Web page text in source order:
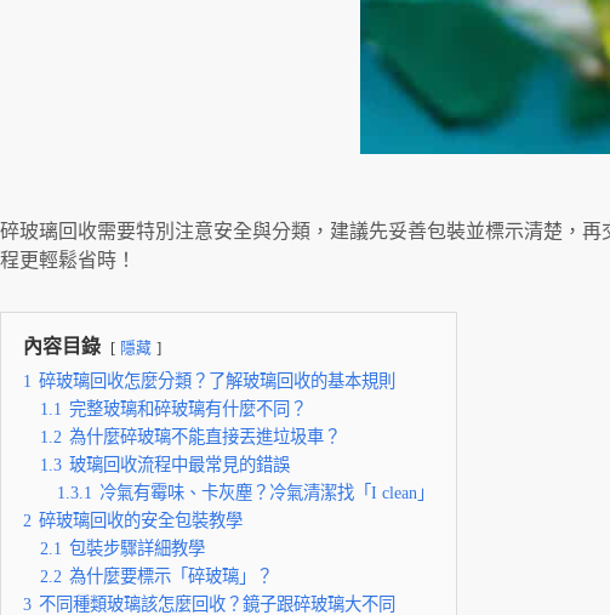
碎玻璃回收需要特別注意安全與分類，建議先妥善包裝並標示清楚，
程更輕鬆省時！
內容目錄 隱藏
1 碎玻璃回收怎麼分類？了解玻璃回收的基本規則
1.1 完整玻璃和碎玻璃有什麼不同？
1.2 為什麼碎玻璃不能直接丟進垃圾車？
1.3 玻璃回收流程中最常見的錯誤
1.3.1 冷氣有霉味、卡灰塵？冷氣清潔找「I clean」
2 碎玻璃回收的安全包裝教學
2.1 包裝步驟詳細教學
2.2 為什麼要標示「碎玻璃」？
3 不同種類玻璃該怎麼回收？鏡子跟碎玻璃大不同